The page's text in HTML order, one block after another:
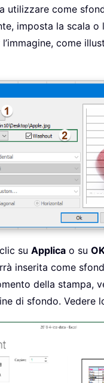
utilizzare come
imposta la scala
come
su Applica o su
inserita come
della stampa,
di sfondo. Vedere